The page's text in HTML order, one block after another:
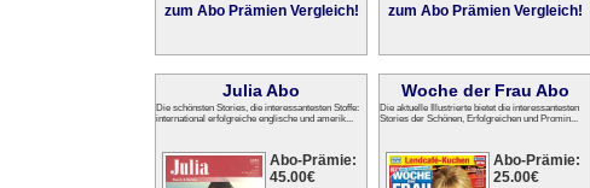
zum Abo Prämien Vergleich! zum Abo Prämien Vergleich!
Julia Abo
Die schönsten Stories, die interessantesten Stoffe:
international erfolgreiche englische und amerik...
Abo-Prämie:
45.00€
Woche der Frau Abo
Die aktuelle Illustrierte bietet die interessantesten
Stories der Schönen, Erfolgreichen und Promin...
Abo-Prämie:
25.00€